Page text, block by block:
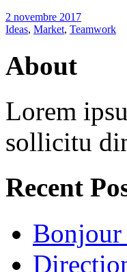
2 novembre 2017
Ideas, Market, Teamwork
About
Lorem
sollicitu
Recent
Bonjour